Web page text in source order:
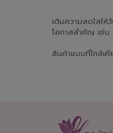
เติมความสดใสให้
โอกาสสำคัญ เช่น
สินค้าแบบที่ใกล้เ